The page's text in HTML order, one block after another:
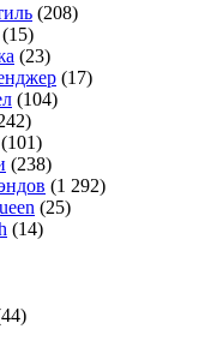
(208)
(15)
(23)
(17)
(104)
(101)
(238)
(1 292)
(25)
(14)